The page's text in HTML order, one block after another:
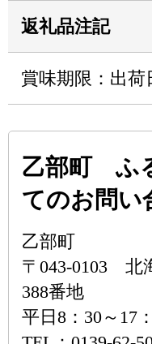
返礼品注記
賞味期限：出荷
乙部町 ふ
てのお問い
乙部町
〒043-0103 北
388番地
平日8：30～17